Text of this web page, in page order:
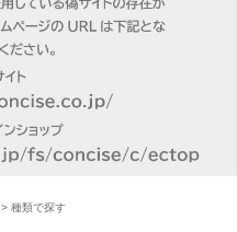
> 種類で探す